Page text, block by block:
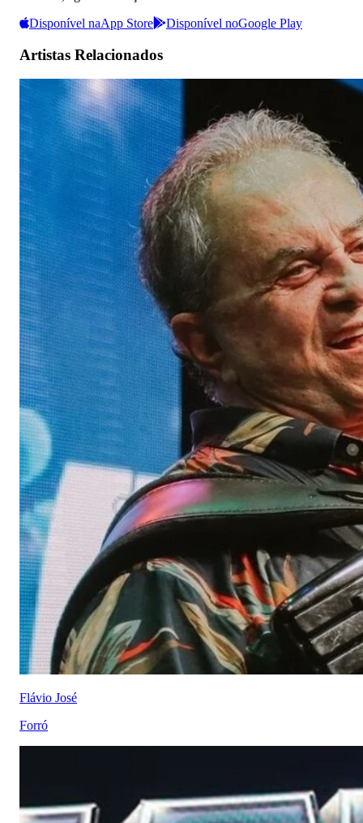
Disponível naApp Store Disponível noGoogle Play
Artistas Relacionados
Flávio José
Forró